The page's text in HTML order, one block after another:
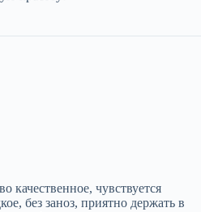
качественное, чувствуется
без заноз, приятно держать в